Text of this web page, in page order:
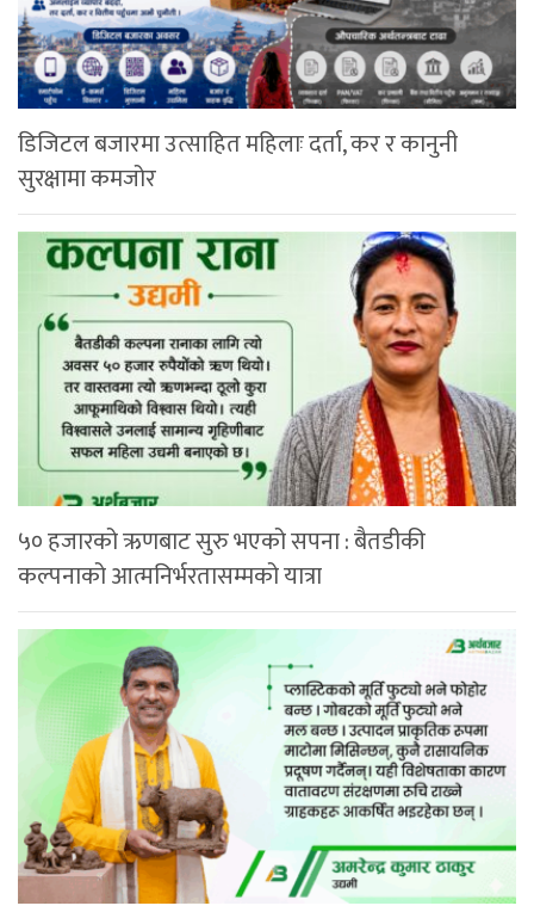
डिजिटल बजारमा उत्साहित महिलाः दर्ता, कर र कानुनी
सुरक्षामा कमजोर
५० हजारको ऋणबाट सुरु भएको सपना : बैतडीकी
कल्पनाको आत्मनिर्भरतासम्मको यात्रा